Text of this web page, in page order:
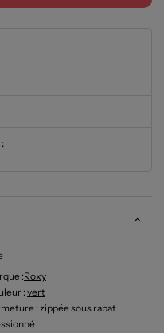
:Roxy
: vert
: zippée sous rabat